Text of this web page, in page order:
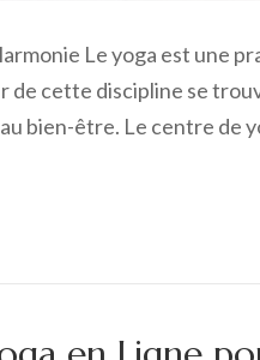
Le yoga est une
de cette discipline se
bien-être. Le centre de